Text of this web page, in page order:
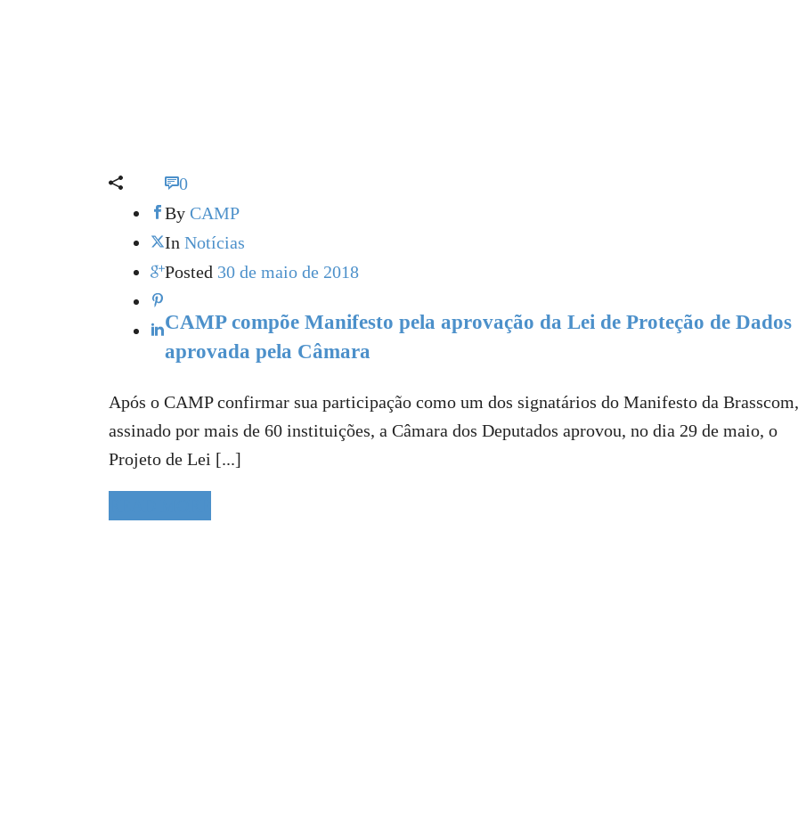
0
By CAMP
In Notícias
Posted 30 de maio de 2018
CAMP compõe Manifesto pela aprovação da Lei de Proteção de Dados
aprovada pela Câmara
Após o CAMP confirmar sua participação como um dos signatários do Manifesto da Brasscom,
assinado por mais de 60 instituições, a Câmara dos Deputados aprovou, no dia 29 de maio, o
Projeto de Lei [...]